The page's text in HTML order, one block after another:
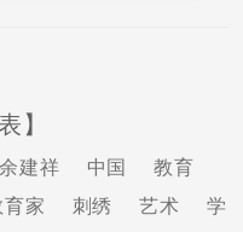
】
余建祥 中国
教育
育家 刺绣 艺术
学